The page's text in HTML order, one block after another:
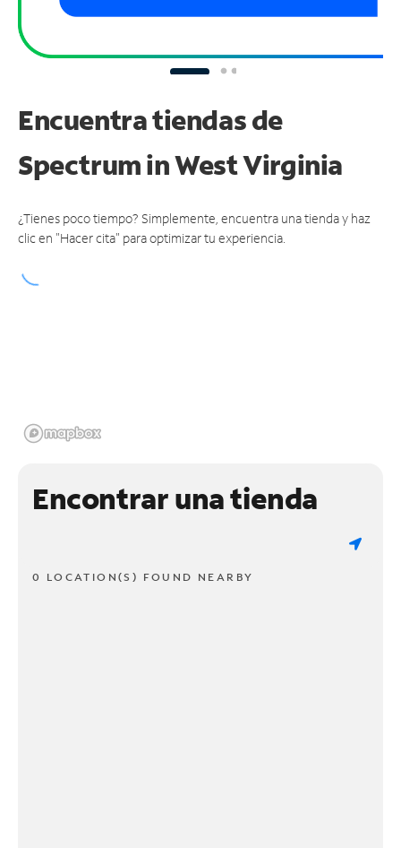
Encuentra tiendas de
Spectrumin West Virginia
¿Tienes poco tiempo? Simplemente, encuentra una tienda y haz
clic en "Hacer cita" para optimizar tu experiencia.
Encontrar una tienda
0 LOCATION(S) FOUND NEARBY